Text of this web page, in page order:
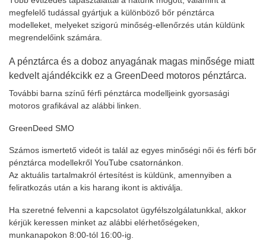
megfelelő tudással gyártjuk a különböző bőr pénztárca
modelleket, melyeket szigorú minőség-ellenőrzés után küldünk
megrendelőink számára.
A pénztárca és a doboz anyagának magas minősége miatt
kedvelt ajándékcikk ez a GreenDeed motoros pénztárca.
További barna színű férfi pénztárca modelljeink gyorsasági
motoros grafikával az alábbi linken.
GreenDeed SMO
Számos ismertető videót is talál az egyes minőségi női és férfi bőr
pénztárca modellekről YouTube csatornánkon.
Az aktuális tartalmakról értesítést is küldünk, amennyiben a
feliratkozás után a kis harang ikont is aktiválja.
Ha szeretné felvenni a kapcsolatot ügyfélszolgálatunkkal, akkor
kérjük keressen minket az alábbi elérhetőségeken,
munkanapokon 8:00-tól 16:00-ig.